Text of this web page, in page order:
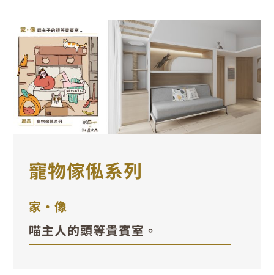
寵物傢俬系列
家•像
喵主人的頭等貴賓室。